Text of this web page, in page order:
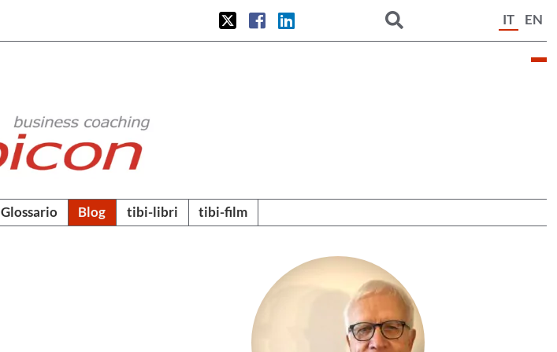
IT EN
Glossario Blog tibi-libri tibi-film